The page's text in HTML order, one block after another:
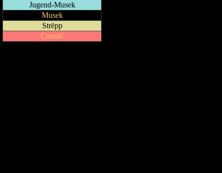
Jugend-Musek
Musek
Strëpp
Comité